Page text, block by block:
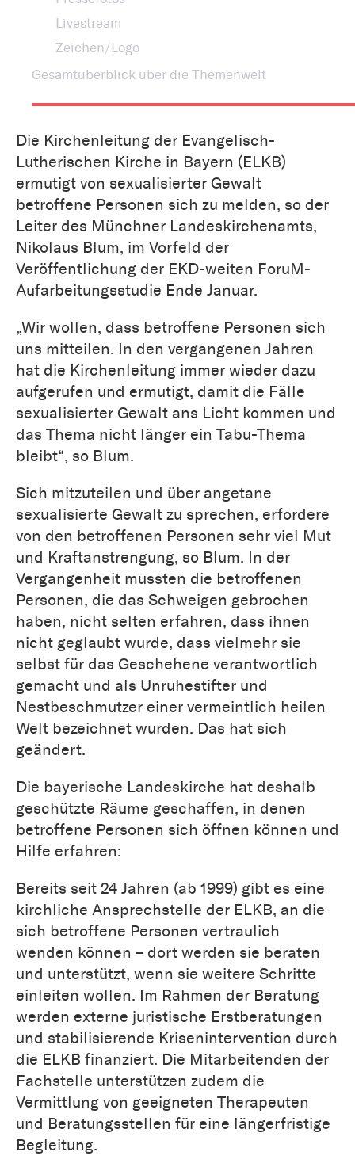
Livestream
Zeichen/Logo
Gesamtüberblick über die Themenwelt
Die Kirchenleitung der Evangelisch-
Lutherischen Kirche in Bayern (ELKB)
ermutigt von sexualisierter Gewalt
betroffene Personen sich zu melden, so der
Leiter des Münchner Landeskirchenamts,
Nikolaus Blum, im Vorfeld der
Veröffentlichung der EKD-weiten ForuM-
Aufarbeitungsstudie Ende Januar.
„Wir wollen, dass betroffene Personen sich
uns mitteilen. In den vergangenen Jahren
hat die Kirchenleitung immer wieder dazu
aufgerufen und ermutigt, damit die Fälle
sexualisierter Gewalt ans Licht kommen und
das Thema nicht länger ein Tabu-Thema
bleibt“, so Blum.
Sich mitzuteilen und über angetane
sexualisierte Gewalt zu sprechen, erfordere
von den betroffenen Personen sehr viel Mut
und Kraftanstrengung, so Blum. In der
Vergangenheit mussten die betroffenen
Personen, die das Schweigen gebrochen
haben, nicht selten erfahren, dass ihnen
nicht geglaubt wurde, dass vielmehr sie
selbst für das Geschehene verantwortlich
gemacht und als Unruhestifter und
Nestbeschmutzer einer vermeintlich heilen
Welt bezeichnet wurden. Das hat sich
geändert.
Die bayerische Landeskirche hat deshalb
geschützte Räume geschaffen, in denen
betroffene Personen sich öffnen können und
Hilfe erfahren:
Bereits seit 24 Jahren (ab 1999) gibt es eine
kirchliche Ansprechstelle der ELKB, an die
sich betroffene Personen vertraulich
wenden können – dort werden sie beraten
und unterstützt, wenn sie weitere Schritte
einleiten wollen. Im Rahmen der Beratung
werden externe juristische Erstberatungen
und stabilisierende Krisenintervention durch
die ELKB finanziert. Die Mitarbeitenden der
Fachstelle unterstützen zudem die
Vermittlung von geeigneten Therapeuten
und Beratungsstellen für eine längerfristige
Begleitung.